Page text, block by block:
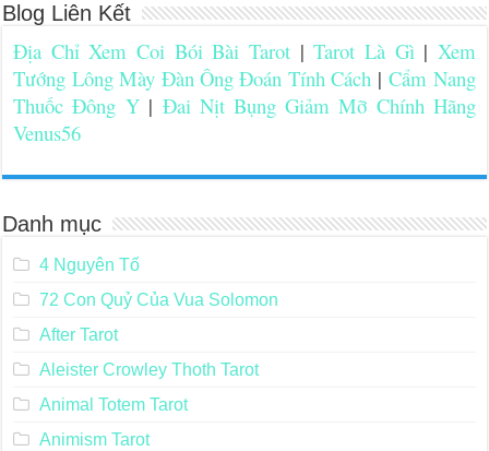
Blog Liên Kết
Địa Chỉ Xem Coi Bói Bài Tarot |Tarot Là Gì| Xem
Tướng Lông Mày Đàn Ông Đoán Tính Cách |Cẩm Nang
Thuốc Đông Y| Đai Nịt Bụng Giảm Mỡ Chính Hãng
Venus56
Danh mục
4 Nguyên Tố
72 Con Quỷ Của Vua Solomon
After Tarot
Aleister Crowley Thoth Tarot
Animal Totem Tarot
Animism Tarot